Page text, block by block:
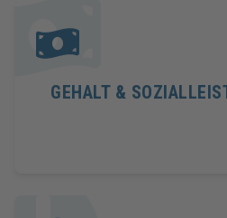
GEHALT &